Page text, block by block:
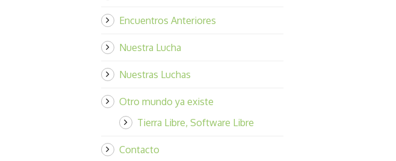
Encuentros Anteriores
Nuestra Lucha
Nuestras Luchas
Otro mundo ya existe
Tierra Libre, Software Libre
Contacto